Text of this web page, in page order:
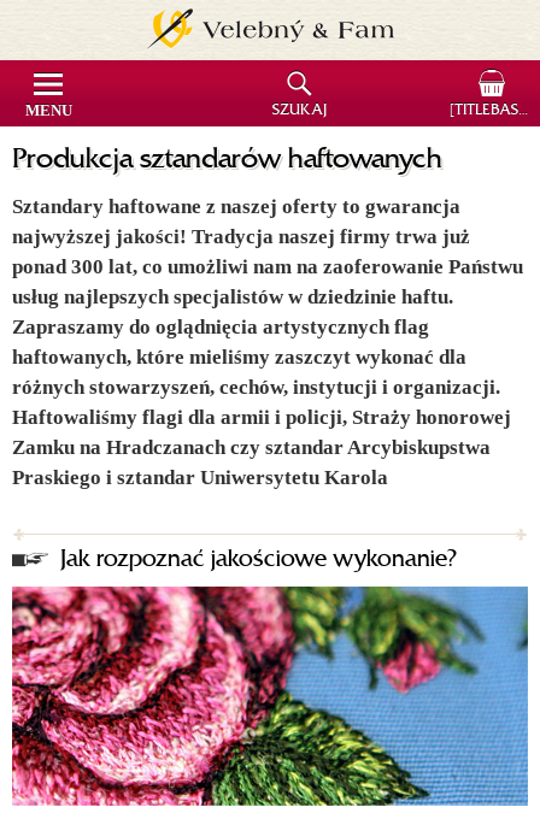
Produkcja sztandarów haftowanych
Sztandary haftowane z naszej oferty to gwarancja
najwyższej jakości! Tradycja naszej firmy trwa już
ponad 300 lat, co umożliwi nam na zaoferowanie Państwu
usług najlepszych specjalistów w dziedzinie haftu.
Zapraszamy do oglądnięcia artystycznych flag
haftowanych, które mieliśmy zaszczyt wykonać dla
różnych stowarzyszeń, cechów, instytucji i organizacji.
Haftowaliśmy flagi dla armii i policji, Straży honorowej
Zamku na Hradczanach czy sztandar Arcybiskupstwa
Praskiego i sztandar Uniwersytetu Karola
Jak rozpoznać jakościowe wykonanie?
MENU SZUKAJ [TITLEBASKET]